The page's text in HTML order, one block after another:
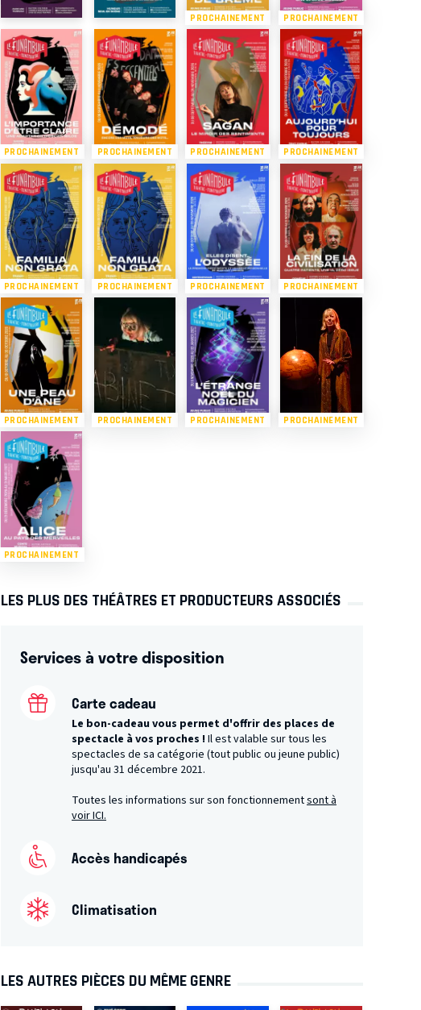
PROCHAINEMENT PROCHAINEMENT
PROCHAINEMENT PROCHAINEMENT PROCHAINEMENT PROCHAINEMENT
PROCHAINEMENT PROCHAINEMENT PROCHAINEMENT PROCHAINEMENT
PROCHAINEMENT PROCHAINEMENT PROCHAINEMENT PROCHAINEMENT
PROCHAINEMENT
LES PLUS DES THÉÂTRES ET PRODUCTEURS ASSOCIÉS
Services à votre disposition
Carte cadeau
Le bon-cadeau vous permet d'offrir des places de
spectacle à vos proches ! Il est valable sur tous les
spectacles de sa catégorie (tout public ou jeune public)
jusqu'au 31 décembre 2021.
Toutes les informations sur son fonctionnementsont à
voir ICI.
Accès handicapés
Climatisation
LES AUTRES PIÈCES DU MÊME GENRE